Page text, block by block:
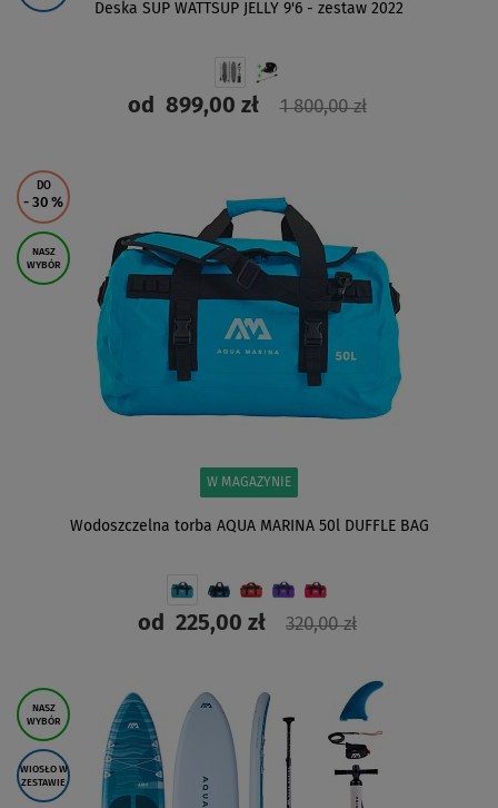
Deska SUP WATTSUP JELLY 9'6 - zestaw 2022
od899,00 zł 1 800,00 zł
DO
- 30 %
NASZ
WYBÓR
W MAGAZYNIE
Wodoszczelna torba AQUA MARINA 50l DUFFLE BAG
od 225,00 zł 320,00 zł
NASZ
WYBÓR
WIOSŁO W
ZESTAWIE